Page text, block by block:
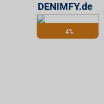
4%
DENIMFY.de